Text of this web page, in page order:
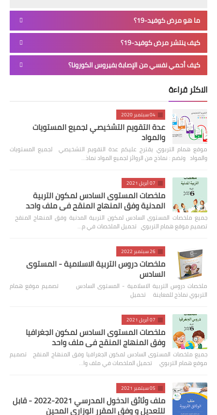
ما هو مرض كوفيد-19؟
كيف ينتشر مرض كوفيد-19؟
كيف أحمي نفسي من الإصابة بفيروس الكورونا؟
الاكثر قراءة
04 سبتمبر 2020
عدة التقويم التشخيصي لجميع المستويات
والمواد
موقع همام التربوي يقترح عليكم عدة التقويم التشخيصي لجميع المستويات
والمواد وتضم : نماذج من الروائز لجميع المواد نماذ…
07 أبريل 2021
ملخصات المستوى السادس لمكون التربية
المدنية وفق المنهاج المنقح في ملف واحد
جميع ملخصات المستوى السادس لمكون التربية المدنية وفق المنهاج المنقح
تصميم موقع همام التربوي تحميل الملخصات في م…
26 سبتمبر 2022
ملخصات دروس التربية الاسلامية - المستوى
السادس
ملخصات دروس التربية الاسلامية - المستوى السادس تصميم موقع همام
التربوي نماذج للمعاينة تحميل
07 أبريل 2021
ملخصات المستوى السادس لمكون الجغرافيا
وفق المنهاج المنقح في ملف واحد
جميع ملخصات المستوى السادس لمكون الجغرافيا وفق المنهاج المنقح تصميم
موقع همام التربوي تحميل الملخصات في ملف وا…
05 سبتمبر 2021
ملف وثائق الدخول المدرسي 2021-2022 - قابل
للتعديل و وفق المقرر الوزاري المحين